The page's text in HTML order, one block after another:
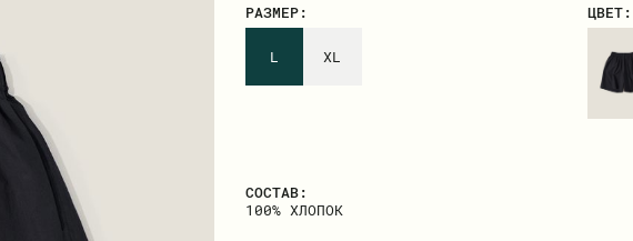
РАЗМЕР:
L XL
ЦВЕТ:
СОСТАВ:
100% ХЛОПОК